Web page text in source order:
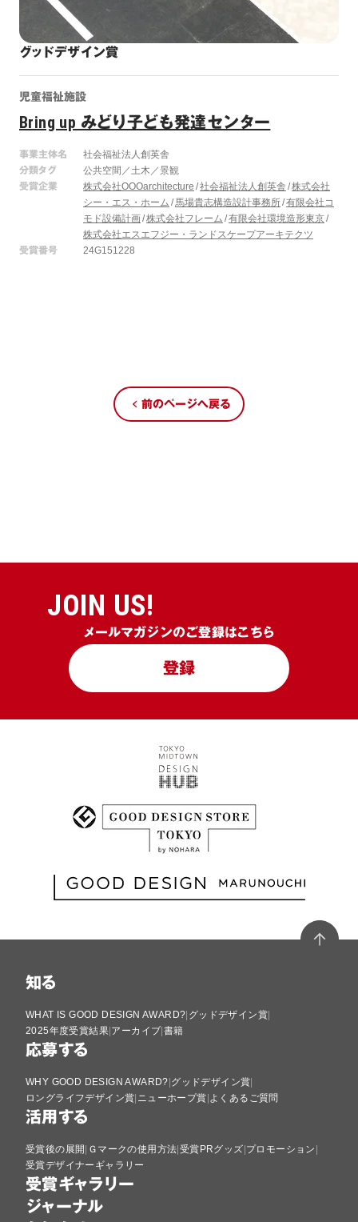
グッドデザイン賞
児童福祉施設
Bring up みどり子ども発達センター
事業主体名
社会福祉法人創英舎
分類タグ
公共空間／土木／景観
受賞企業
株式会社OOOarchitecture 社会福祉法人創英舎 株式会社
シー・エス・ホーム 馬場貴志構造設計事務所 有限会社コ
モド設備計画 株式会社フレーム 有限会社環境造形東京
株式会社エスエフジー・ランドスケープアーキテクツ
受賞番号
24G151228
前のページへ戻る
JOIN US!
メールマガジンのご登録はこちら
登録
知る
WHAT IS GOOD DESIGN AWARD? グッドデザイン賞
2025年度受賞結果 アーカイブ 書籍
応募する
WHY GOOD DESIGN AWARD? グッドデザイン賞
ロングライフデザイン賞 ニューホープ賞 よくあるご質問
活用する
受賞後の展開 Ｇマークの使用方法 受賞PRグッズ プロモーション
受賞デザイナーギャラリー
受賞ギャラリー
ジャーナル